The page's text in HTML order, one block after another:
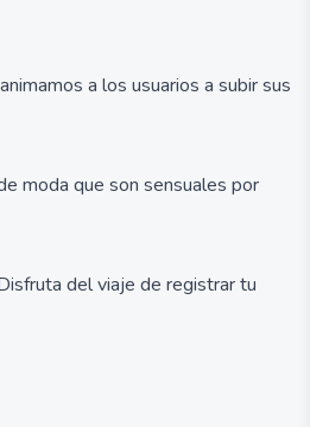
a los usuarios a subir sus
moda que son sensuales por
del viaje de registrar tu